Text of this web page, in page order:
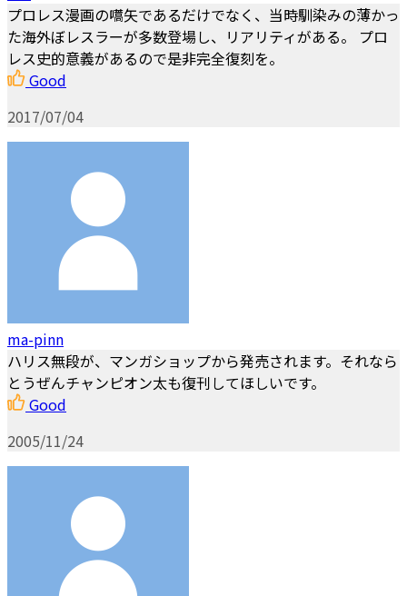
プロレス漫画の嚆矢であるだけでなく、当時馴染みの薄かっ
た海外ぼレスラーが多数登場し、リアリティがある。 プロ
レス史的意義があるので是非完全復刻を。
Good
2017/07/04
ma-pinn
ハリス無段が、マンガショップから発売されます。それなら
とうぜんチャンピオン太も復刊してほしいです。
Good
2005/11/24